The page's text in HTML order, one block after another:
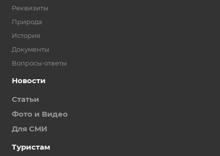
Реквизиты
Природа
История
Документы
Вопросы-ответы
Новости
Статьи
Фото и Видео
Для СМИ
Туристам